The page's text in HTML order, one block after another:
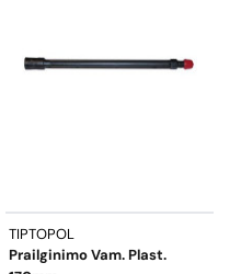
TIPTOPOL
Prailginimo Vam. Plast.